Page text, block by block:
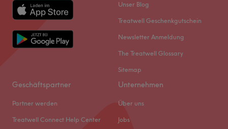
Unser Blog
Treatwell Geschenkgutschein
Newsletter Anmeldung
The Treatwell Glossary
Sitemap
Geschäftspartner
Partner werden
Treatwell Connect Help Center
Unternehmen
Über uns
Jobs